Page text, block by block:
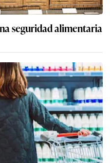
seguridad alimentaria